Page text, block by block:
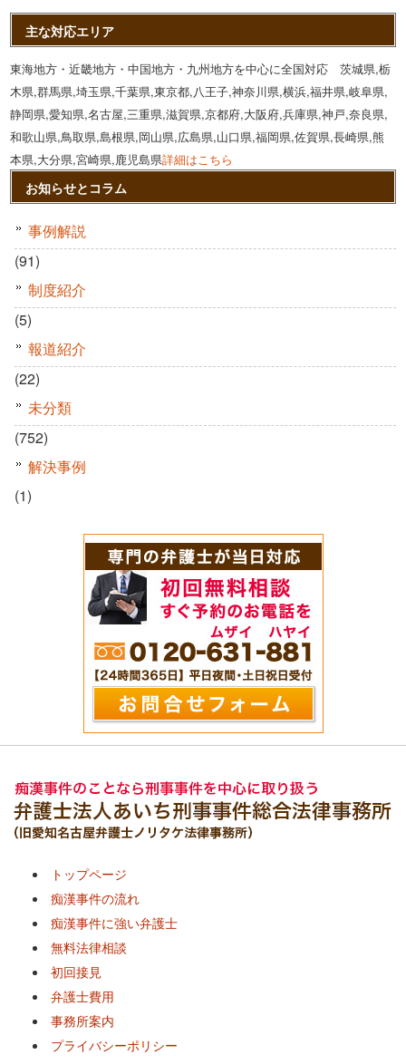
主な対応エリア
東海地方・近畿地方・中国地方・九州地方を中心に全国対応 茨城県,栃
木県,群馬県,埼玉県,千葉県,東京都,八王子,神奈川県,横浜,福井県,岐阜県,
静岡県,愛知県,名古屋,三重県,滋賀県,京都府,大阪府,兵庫県,神戸,奈良県,
和歌山県,鳥取県,島根県,岡山県,広島県,山口県,福岡県,佐賀県,長崎県,熊
本県,大分県,宮崎県,鹿児島県詳細はこちら
お知らせとコラム
事例解説
(91)
制度紹介
(5)
報道紹介
(22)
未分類
(752)
解決事例
(1)
トップページ
痴漢事件の流れ
痴漢事件に強い弁護士
無料法律相談
初回接見
弁護士費用
事務所案内
プライバシーポリシー